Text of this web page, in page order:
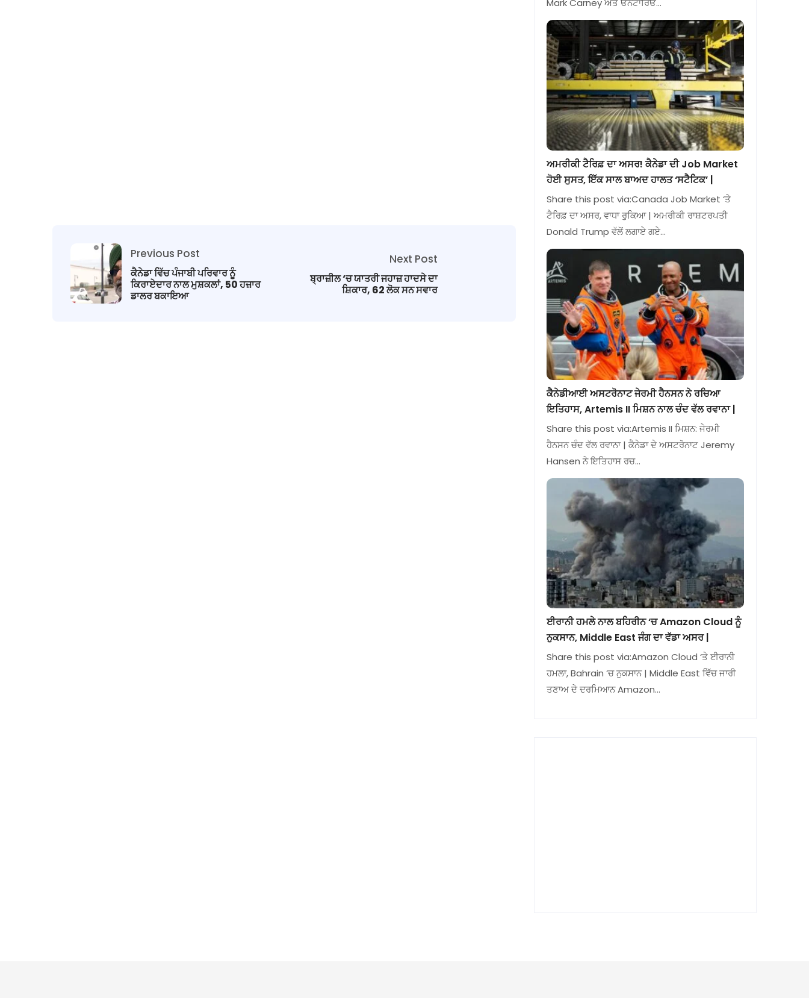
Previous Post
ਕੈਨੇਡਾ ਵਿੱਚ ਪੰਜਾਬੀ ਪਰਿਵਾਰ ਨੂੰ
ਕਿਰਾਏਦਾਰ ਨਾਲ ਮੁਸ਼ਕਲਾਂ, 50 ਹਜ਼ਾਰ
ਡਾਲਰ ਬਕਾਇਆ
Next Post
ਬ੍ਰਾਜ਼ੀਲ ‘ਚ ਯਾਤਰੀ ਜਹਾਜ਼ ਹਾਦਸੇ ਦਾ
ਸ਼ਿਕਾਰ, 62 ਲੋਕ ਸਨ ਸਵਾਰ
Mark Carney ਅਤੇ ਓਨਟਾਰਿਓ…
ਅਮਰੀਕੀ ਟੈਰਿਫ਼ ਦਾ ਅਸਰ! ਕੈਨੇਡਾ ਦੀ Job Market
ਹੋਈ ਸੁਸਤ, ਇੱਕ ਸਾਲ ਬਾਅਦ ਹਾਲਤ ‘ਸਟੈਟਿਕ’ |
Share this post via:Canada Job Market ‘ਤੇ
ਟੈਰਿਫ਼ ਦਾ ਅਸਰ, ਵਾਧਾ ਰੁਕਿਆ | ਅਮਰੀਕੀ ਰਾਸ਼ਟਰਪਤੀ
Donald Trump ਵੱਲੋਂ ਲਗਾਏ ਗਏ…
ਕੈਨੇਡੀਆਈ ਅਸਟਰੋਨਾਟ ਜੇਰਮੀ ਹੈਨਸਨ ਨੇ ਰਚਿਆ
ਇਤਿਹਾਸ, Artemis II ਮਿਸ਼ਨ ਨਾਲ ਚੰਦ ਵੱਲ ਰਵਾਨਾ |
Share this post via:Artemis II ਮਿਸ਼ਨ: ਜੇਰਮੀ
ਹੈਨਸਨ ਚੰਦ ਵੱਲ ਰਵਾਨਾ | ਕੈਨੇਡਾ ਦੇ ਅਸਟਰੋਨਾਟ Jeremy
Hansen ਨੇ ਇਤਿਹਾਸ ਰਚ…
ਈਰਾਨੀ ਹਮਲੇ ਨਾਲ ਬਹਿਰੀਨ ‘ਚ Amazon Cloud ਨੂੰ
ਨੁਕਸਾਨ, Middle East ਜੰਗ ਦਾ ਵੱਡਾ ਅਸਰ |
Share this post via:Amazon Cloud ‘ਤੇ ਈਰਾਨੀ
ਹਮਲਾ, Bahrain ‘ਚ ਨੁਕਸਾਨ | Middle East ਵਿੱਚ ਜਾਰੀ
ਤਣਾਅ ਦੇ ਦਰਮਿਆਨ Amazon…